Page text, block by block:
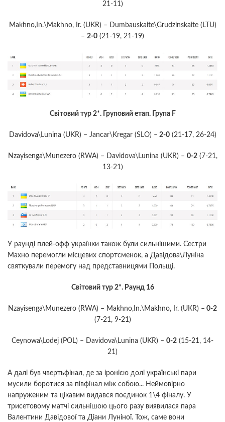
21-11)
Makhno,In.\Makhno, Ir. (UKR) – Dumbauskaite\Grudzinskaite (LTU)
– 2-0 (21-19, 21-19)
Світовий тур 2*. Груповий етап. Група F
Davidova\Lunina (UKR) – Jancar\Kregar (SLO) – 2-0(21-17, 26-24)
Nzayisenga\Munezero (RWA) – Davidova\Lunina (UKR) – 0-2(7-21,
13-21)
У раунді плей-офф українки також були сильнішими. Сестри
Махно перемогли місцевих спортсменок, а Давідова\Луніна
святкували перемогу над представницями Польщі.
Світовий тур 2*. Раунд 16
Nzayisenga\Munezero (RWA) – Makhno,In.\Makhno, Ir. (UKR) – 0-2
(7-21, 9-21)
Ceynowa\Lodej (POL) – Davidova\Lunina (UKR) – 0-2 (15-21, 14-
21)
А далі був чвертьфінал, де за іронією долі українські пари
мусили боротися за півфінал між собою... Неймовірно
напруженим та цікавим видався поєдинок 1\4 фіналу. У
трисетовому матчі сильнішою цього разу виявилася пара
Валентини Давідової та Діани Луніної. Тож, саме вони